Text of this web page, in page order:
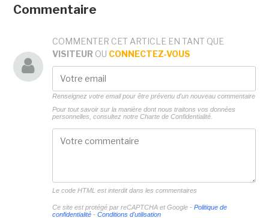
Commentaire
COMMENTER CET ARTICLE EN TANT QUE
VISITEUR OU CONNECTEZ-VOUS
Renseignez votre email pour être prévenu d'un nouveau commentaire
Pour tout savoir sur la manière dont nous traitons vos données
personnelles, consultez notre Charte de Confidentialité.
Le code HTML est interdit dans les commentaires
Ce site est protégé par reCAPTCHA et Google - Politique de
confidentialité- Conditions d'utilisation